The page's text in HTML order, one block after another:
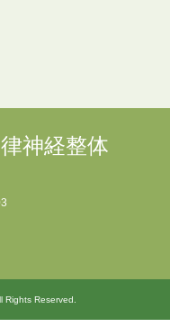
神経整体
Rights Reserved.